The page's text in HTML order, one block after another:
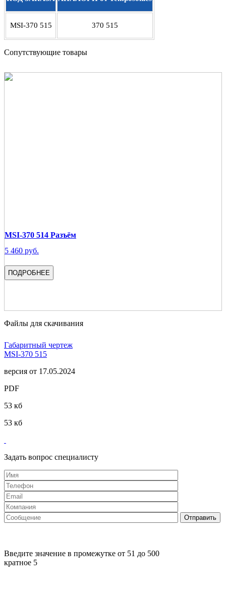
MSI-370 515 370 515
Сопутствующие товары
MSI-370 514 Разъём
5 460 руб.
ПОДРОБНЕЕ
Файлы для скачивания
Габаритный чертеж
MSI-370 515
версия от 17.05.2024
PDF
53 кб
53 кб
Задать вопрос специалисту
Введите значение в промежутке от 51 до 500
кратное 5